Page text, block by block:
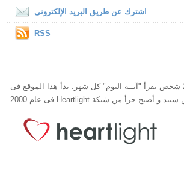
اشترك عن طريق البريد الإلكترونى
RSS
هناك أكثر من 250,000 شخص يقرأ "آيــة اليوم" كل شهر. بدأ هذا الموقع فى